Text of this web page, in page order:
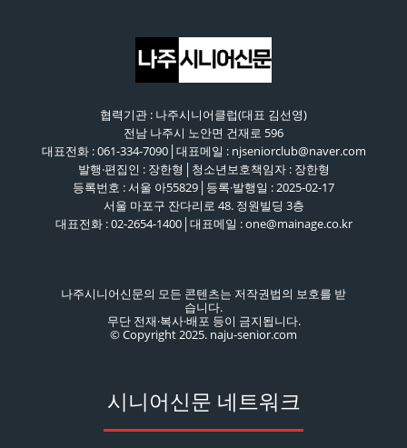
협력기관 : 나주시니어클럽(대표 김선영)
전남 나주시 노안면 건재로 596
대표전화 : 061-334-7090│대표메일 : njseniorclub@naver.com
발행·편집인 : 장한형│청소년보호책임자 : 장한형
등록번호 : 서울 아55829│등록·발행일 : 2025-02-17
서울 마포구 잔다리로 48. 정원빌딩 3층
대표전화 : 02-2654-1400│대표메일 : one@mainage.co.kr
나주시니어신문의 모든 콘텐츠는 저작권법의 보호를 받
습니다.
무단 전재·복사·배포 등이 금지됩니다.
© Copyright 2025. naju-senior.com
시니어신문 네트워크